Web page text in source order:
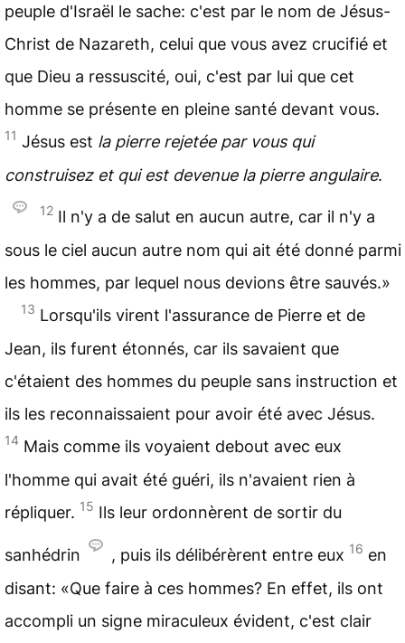
peuple d'Israël le sache: c'est par le nom de Jésus-
Christ de Nazareth, celui que vous avez crucifié et
que Dieu a ressuscité, oui, c'est par lui que cet
homme se présente en pleine santé devant vous.
11 Jésus est la pierre rejetée par vous qui
construisez et qui est devenue la pierre angulaire.
12 Il n'y a de salut en aucun autre, car il n'y a
sous le ciel aucun autre nom qui ait été donné parmi
les hommes, par lequel nous devions être sauvés.»
13 Lorsqu'ils virent l'assurance de Pierre et de
Jean, ils furent étonnés, car ils savaient que
c'étaient des hommes du peuple sans instruction et
ils les reconnaissaient pour avoir été avec Jésus.
14 Mais comme ils voyaient debout avec eux
l'homme qui avait été guéri, ils n'avaient rien à
répliquer. 15 Ils leur ordonnèrent de sortir du
sanhédrin , puis ils délibérèrent entre eux 16 en
disant: «Que faire à ces hommes? En effet, ils ont
accompli un signe miraculeux évident, c'est clair